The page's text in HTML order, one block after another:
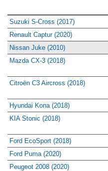
Suzuki S-Cross (2017)
Renault Captur (2020)
Nissan Juke (2010)
Mazda CX-3 (2018)
Citroën C3 Aircross (2018)
Hyundai Kona (2018)
KIA Stonic (2018)
Ford EcoSport (2018)
Ford Puma (2020)
Peugeot 2008 (2020)